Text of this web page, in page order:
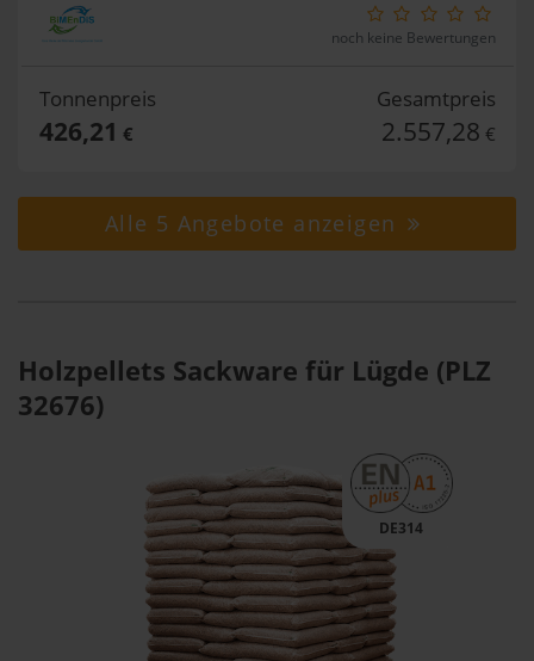
noch keine Bewertungen
Tonnenpreis
426,21 €
Gesamtpreis
2.557,28 €
Alle 5 Angebote anzeigen
Holzpellets Sackware für Lügde (PLZ
32676)
DE314